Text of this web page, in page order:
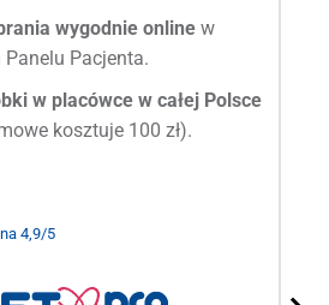
wygodnie online w
Panelu Pacjenta.
w placówce w całej Polsce
kosztuje 100 zł).
4,9/5